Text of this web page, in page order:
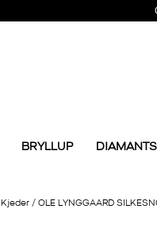
BRYLLUP
Kjeder / OLE LYNGGAARD